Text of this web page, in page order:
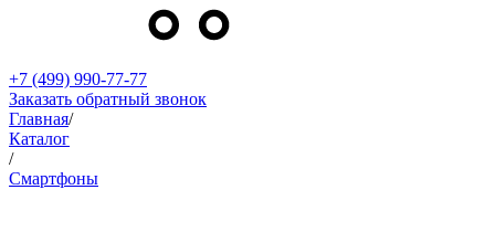
+7 (499) 990-77-77
Заказать обратный звонок
Главная/
Каталог
/
Смартфоны